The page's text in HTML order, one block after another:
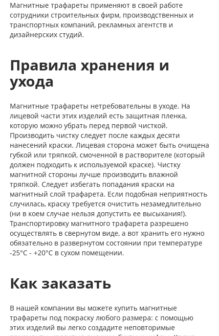
Магнитные трафареты применяют в своей работе
сотрудники строительных фирм, производственных и
транспортных компаний, рекламных агентств и
дизайнерских студий.
Правила хранения и
ухода
Магнитные трафареты нетребовательны в уходе. На
лицевой части этих изделий есть защитная пленка,
которую можно убрать перед первой чисткой.
Производить чистку следует после каждых десяти
нанесений краски. Лицевая сторона может быть очищена
губкой или тряпкой, смоченной в растворителе (который
должен подходить к используемой краске). Чистку
магнитной стороны лучше производить влажной
тряпкой. Следует избегать попадания краски на
магнитный слой трафарета. Если подобная неприятность
случилась, краску требуется очистить незамедлительно
(ни в коем случае нельзя допустить ее высыхания!).
Транспортировку магнитного трафарета разрешено
осуществлять в свернутом виде, а вот хранить его нужно
обязательно в развернутом состоянии при температуре
-25°С - +20°С в сухом помещении.
Как заказать
В нашей компании вы можете купить магнитные
трафареты под покраску любого размера: с помощью
этих изделий вы легко создадите неповторимые